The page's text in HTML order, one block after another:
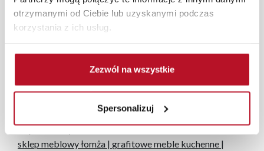
otrzymanymi od Ciebie lub uzyskanymi podczas
korzystania z ich usług.
Zezwól na wszystkie
Spersonalizuj
roboczych, również na terenie całego kraju. Wszystkie
zamówienia powyżej 1000 zł dostarczamy gratis
Zdjęcia produktów mają charakter poglądowy.
Rzeczywiste kolory i struktura materiałów mogą różnić
się od widocznych na ekranie, zależnie od ustawień
monitora, rodzaju wyświetlacza i oświetlenia.
Popularne wyszukiwania:
sklep meblowy łomża | grafitowe meble kuchenne |